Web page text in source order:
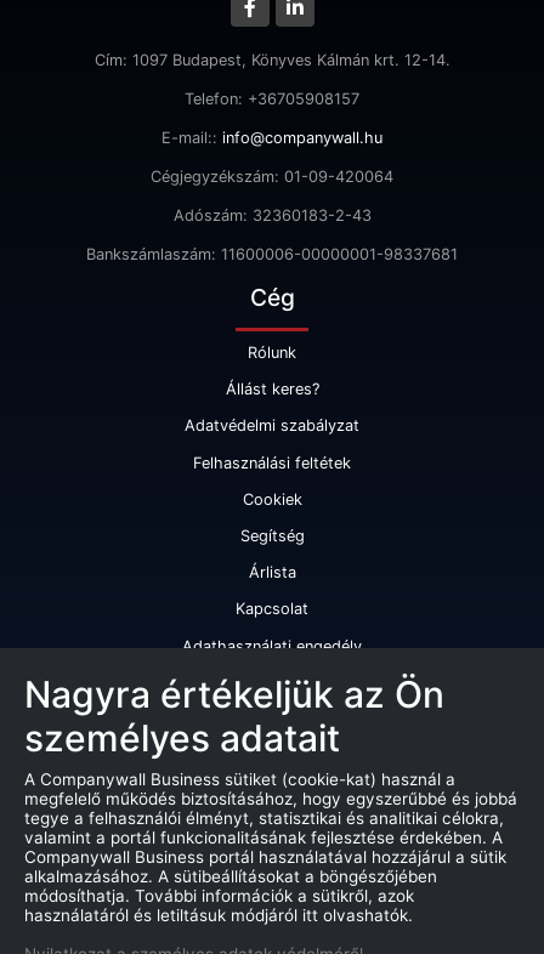
Cím: 1097 Budapest, Könyves Kálmán krt. 12-14.
Telefon: +36705908157
E-mail:: info@companywall.hu
Cégjegyzékszám: 01-09-420064
Adószám: 32360183-2-43
Bankszámlaszám: 11600006-00000001-98337681
Cég
Rólunk
Állást keres?
Adatvédelmi szabályzat
Felhasználási feltétek
Cookiek
Segítség
Árlista
Kapcsolat
Adathasználati engedély
Szolgáltatásaink
Cégminősítés
Cégminősítési riport
Kiváló cégminősítési tanúsítvány
Termékek
Companywall Business - Adattovábbítási szerződés
Nagyra értékeljük az Ön
személyes adatait
A Companywall Business sütiket (cookie-kat) használ a
megfelelő működés biztosításához, hogy egyszerűbbé és jobbá
tegye a felhasználói élményt, statisztikai és analitikai célokra,
valamint a portál funkcionalitásának fejlesztése érdekében. A
Companywall Business portál használatával hozzájárul a sütik
alkalmazásához. A sütibeállításokat a böngészőjében
módosíthatja. További információk a sütikről, azok
használatáról és letiltásuk módjáról itt olvashatók.